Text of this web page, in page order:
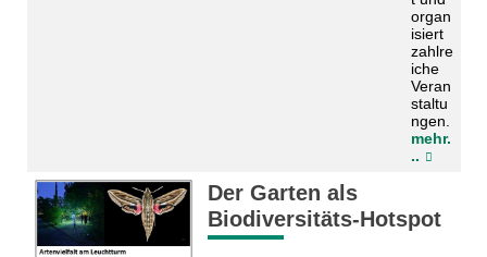
organ
isiert
zahlre
iche
Veran
staltu
ngen.
mehr.
..
Der Garten als
Biodiversitäts-Hotspot